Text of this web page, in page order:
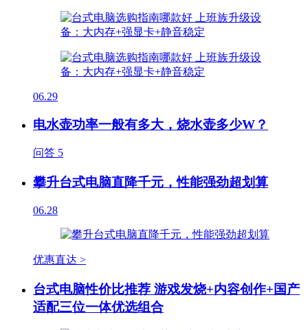
06.29
电水壶功率一般有多大，烧水壶多少W？
问答 5
攀升台式电脑直降千元，性能强劲超划算
06.28
优惠直达 >
台式电脑性价比推荐 游戏发烧+内容创作+国产
适配三位一体优选组合